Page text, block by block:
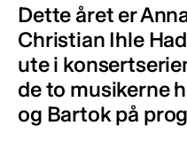
Dette året er
Christian Ihle
ute i
de to musikerne
og Bartok på